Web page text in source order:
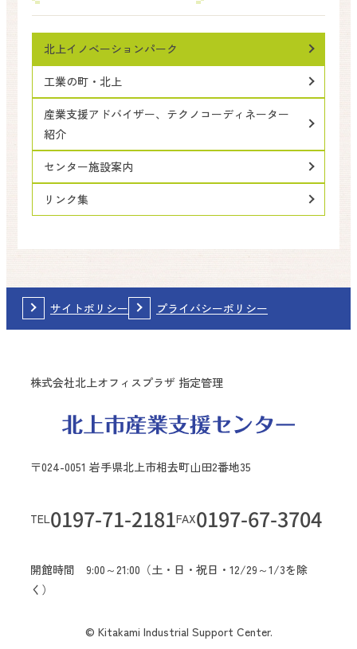
北上イノベーションパーク
工業の町・北上
産業支援アドバイザー、テクノコーディネーター
紹介
センター施設案内
リンク集
サイトポリシー プライバシーポリシー
株式会社北上オフィスプラザ 指定管理
〒024-0051 岩手県北上市相去町山田2番地35
TEL0197-71-2181FAX0197-67-3704
開館時間 9:00～21:00（土・日・祝日・12/29～1/3を除
く）
© Kitakami Industrial Support Center.